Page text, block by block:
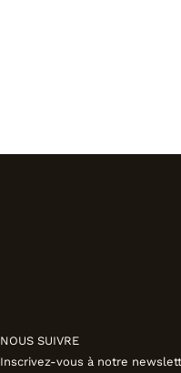
NOUS SUIVRE
Inscrivez-vous à notre